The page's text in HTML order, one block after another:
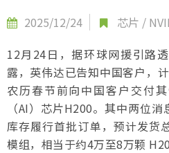
2025/12/24 芯片 /
12月24日，据环球网援引路
露，英伟达已告知中国客户，
农历春节前向中国客户交付
（AI）芯片H200。其中两位
库存履行首批订单，预计发货
模组，相当于约4万至8万颗